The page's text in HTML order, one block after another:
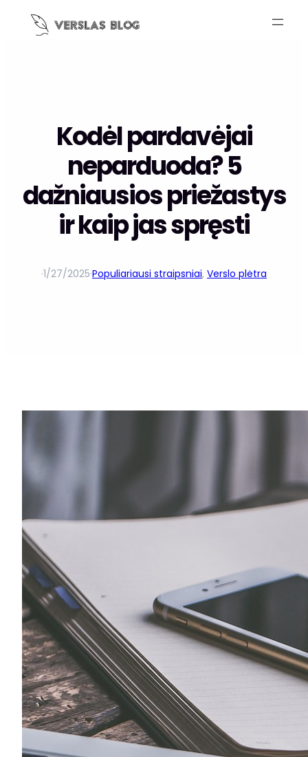
Kodėl pardavėjai
neparduoda? 5
dažniausios priežastys
ir kaip jas spręsti
·1/27/2025·Populiariausi straipsniai, Verslo plėtra